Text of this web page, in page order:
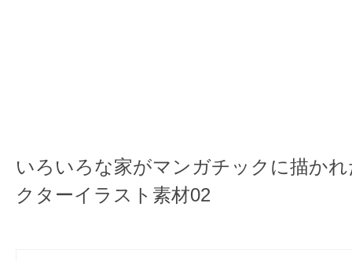
いろいろな家がマンガチックに描か
クターイラスト素材02